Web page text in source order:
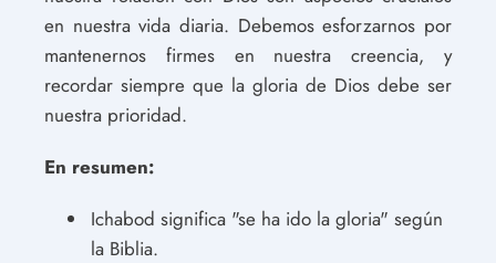
en nuestra vida diaria. Debemos esforzarnos por
mantenernos firmes en nuestra creencia, y
recordar siempre que la gloria de Dios debe ser
nuestra prioridad.
En resumen:
Ichabod significa "se ha ido la gloria" según
la Biblia.